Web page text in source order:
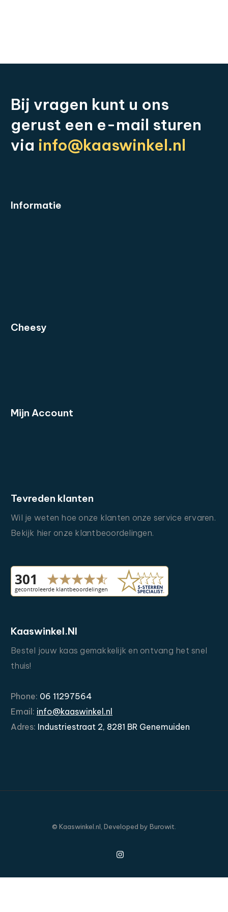
Bij vragen kunt u ons
gerust een e-mail sturen
via info@kaaswinkel.nl
Informatie
Cheesy
Mijn Account
Tevreden klanten
Wil je weten hoe onze klanten onze service ervaren.
Bekijk hier onze klantbeoordelingen.
Kaaswinkel.nl
Bestel jouw kaas gemakkelijk en ontvang het snel
thuis!
Phone: 06 11297564
Email: info@kaaswinkel.nl
Adres: Industriestraat 2, 8281 BR Genemuiden
© Kaaswinkel.nl, Developed by Burowit.